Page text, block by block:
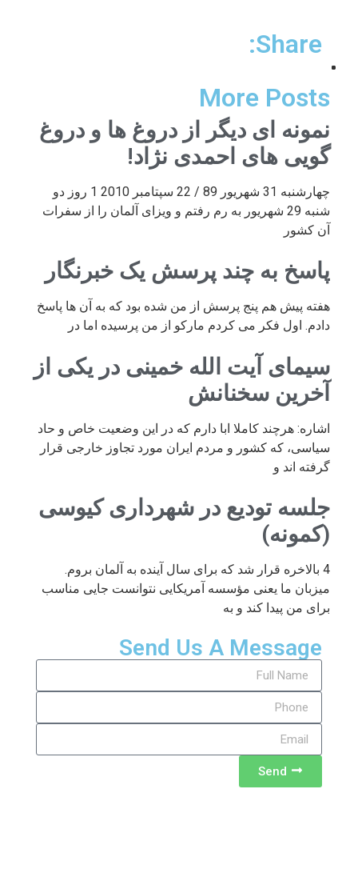
Share:
More Posts
نمونه ای دیگر از دروغ ها و دروغ
گویی های احمدی نژاد!
چهارشنبه 31 شهریور 89 / 22 سپتامبر 2010 1 روز دو
شنبه 29 شهریور به رم رفتم و ویزای آلمان را از سفرات
آن کشور
پاسخ به چند پرسش یک خبرنگار
هفته پیش هم پنج پرسش از من شده بود که به آن ها پاسخ
دادم. اول فکر می کردم مارکو از من پرسیده اما در
سیمای آیت الله خمینی در یکی از
آخرین سخنانش
اشاره: هرچند کاملا ابا دارم که در این وضعیت خاص و حاد
سیاسی، که کشور و مردم ایران مورد تجاوز خارجی قرار
گرفته اند و
جلسه تودیع در شهرداری کیوسی
(کمونه)
4 بالاخره قرار شد که برای سال آینده به آلمان بروم.
میزبان ما یعنی مؤسسه آمریکایی نتوانست جایی مناسب
برای من پیدا کند و به
Send Us A Message
Send